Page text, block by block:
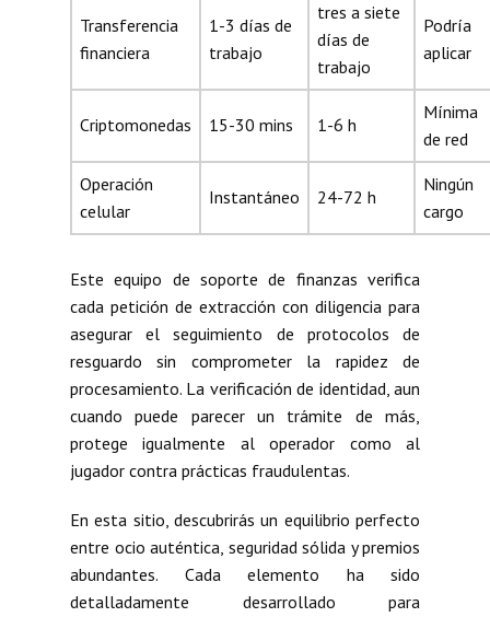
Transferencia
financiera
1-3 días de
trabajo
tres a siete
días de
trabajo
Podría
aplicar
Criptomonedas 15-30 mins 1-6 h
Mínima
de red
Operación
celular
Instantáneo 24-72 h
Ningún
cargo
Este equipo de soporte de finanzas verifica
cada petición de extracción con diligencia para
asegurar el seguimiento de protocolos de
resguardo sin comprometer la rapidez de
procesamiento. La verificación de identidad, aun
cuando puede parecer un trámite de más,
protege igualmente al operador como al
jugador contra prácticas fraudulentas.
En esta sitio, descubrirás un equilibrio perfecto
entre ocio auténtica, seguridad sólida y premios
abundantes. Cada elemento ha sido
detalladamente desarrollado para